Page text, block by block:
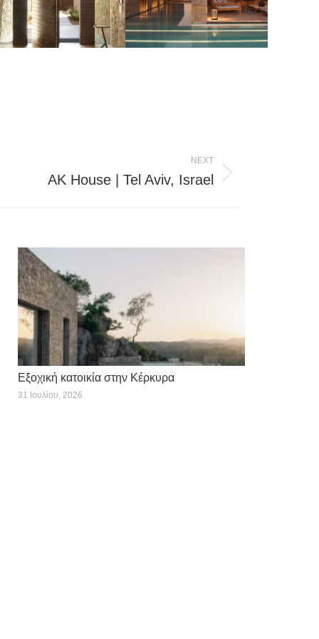
NEXT
AK House | Tel Aviv, Israel
Εξοχική κατοικία στην Κέρκυρα
31 Ιουλίου, 2026